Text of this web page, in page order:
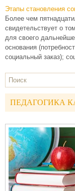
Этапы становления
Более чем
свидетельствует о
для своего
основания
социальный заказ);
ПЕДАГОГИКА